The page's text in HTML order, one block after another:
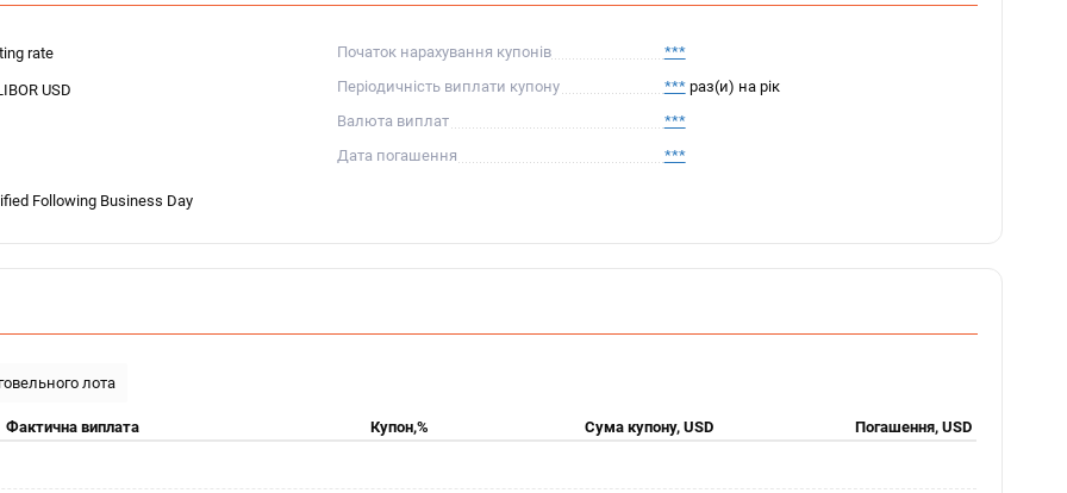
rate
USD
Following Business Day
Початок нарахування купонів
***
Періодичність виплати купону
*** раз(и) на рік
Валюта виплат
***
Дата погашення
***
лота
Фактична виплата Купон,% Сума купону, USD Погашення, USD